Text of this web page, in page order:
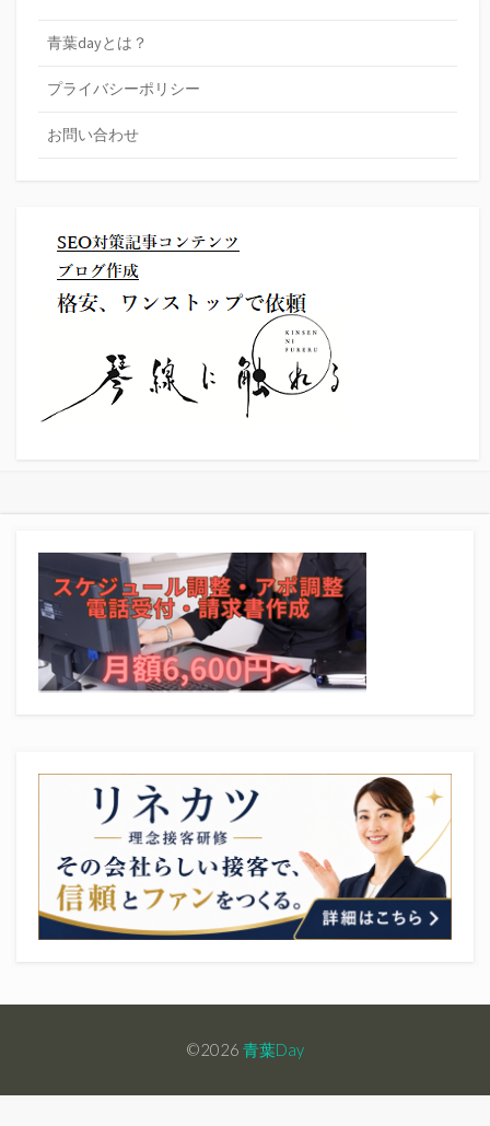
青葉dayとは？
プライバシーポリシー
お問い合わせ
©2026 青葉Day